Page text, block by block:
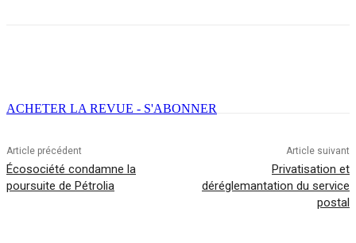
ACHETER LA REVUE - S'ABONNER
Article précédent
Écosociété condamne la
poursuite de Pétrolia
Article suivant
Privatisation et
déréglemantation du service
postal